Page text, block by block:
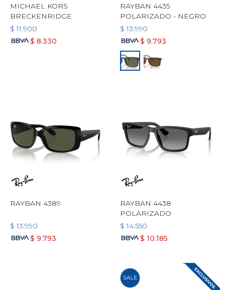
MICHAEL KORS
BRECKENRIDGE
$ 11.900
$ 8.330
RAYBAN 4435
POLARIZADO - NEGRO
$ 13.990
$ 9.793
RAYBAN 4389
$ 13.990
$ 9.793
RAYBAN 4438
POLARIZADO
$ 14.550
$ 10.185